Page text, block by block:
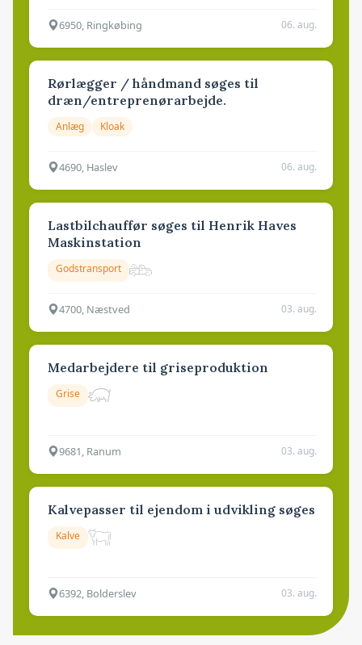
6950, Ringkøbing 06. aug.
Rørlægger / håndmand søges til
dræn/entreprenørarbejde.
Anlæg Kloak
4690, Haslev 06. aug.
Lastbilchauffør søges til Henrik Haves
Maskinstation
Godstransport
4700, Næstved 03. aug.
Medarbejdere til griseproduktion
Grise
9681, Ranum 03. aug.
Kalvepasser til ejendom i udvikling søges
Kalve
6392, Bolderslev 03. aug.